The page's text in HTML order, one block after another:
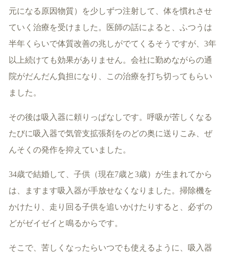
元になる原因物質）を少しずつ注射して、体を慣れさせ
ていく治療を受けました。医師の話によると、ふつうは
半年くらいで体質改善の兆しがでてくるそうですが、3年
以上続けても効果がありません。会社に勤めながらの通
院がだんだん負担になり、この治療を打ち切ってもらい
ました。
その後は吸入器に頼りっぱなしです。呼吸が苦しくなる
たびに吸入器で気管支拡張剤をのどの奥に送りこみ、ぜ
んそくの発作を抑えていました。
34歳で結婚して、子供（現在7歳と3歳）が生まれてから
は、ますます吸入器が手放せなくなりました。掃除機を
かけたり、走り回る子供を追いかけたりすると、必ずの
どがゼイゼイと鳴るからです。
そこで、苦しくなったらいつでも使えるように、吸入器